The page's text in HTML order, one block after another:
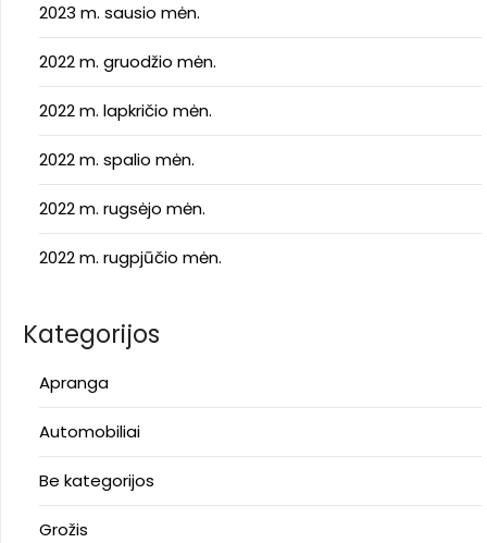
2023 m. sausio mėn.
2022 m. gruodžio mėn.
2022 m. lapkričio mėn.
2022 m. spalio mėn.
2022 m. rugsėjo mėn.
2022 m. rugpjūčio mėn.
Kategorijos
Apranga
Automobiliai
Be kategorijos
Grožis